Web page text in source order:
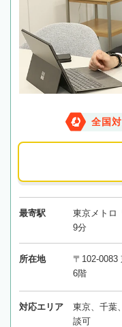
全国
最寄駅
東京メトロ
9分
所在地
〒102-0083
6階
対応エリア
東京、千葉
談可